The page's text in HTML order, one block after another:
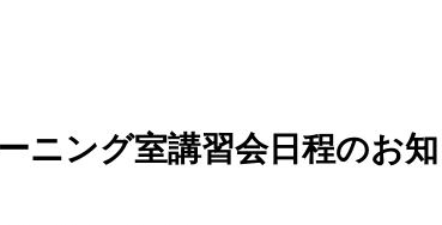
ニング室講習会日程のお